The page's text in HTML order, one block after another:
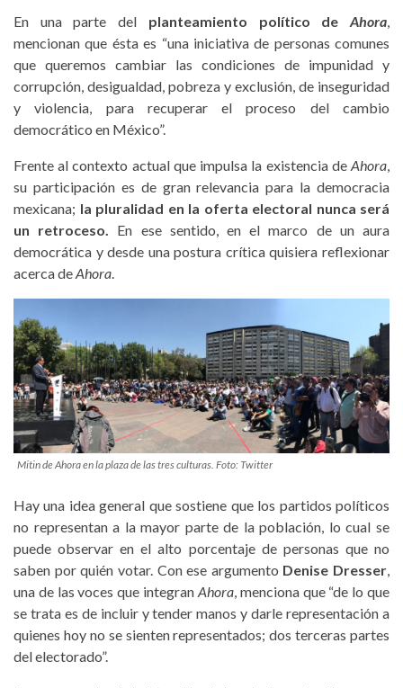
En una parte del planteamiento político deAhora,
mencionan que ésta es “una iniciativa de personas comunes
que queremos cambiar las condiciones de impunidad y
corrupción, desigualdad, pobreza y exclusión, de inseguridad
y violencia, para recuperar el proceso del cambio
democrático en México”.
Frente al contexto actual que impulsa la existencia de Ahora,
su participación es de gran relevancia para la democracia
mexicana; la pluralidad en la oferta electoral nunca será
un retroceso. En ese sentido, en el marco de un aura
democrática y desde una postura crítica quisiera reflexionar
acerca deAhora.
Mitin de Ahora en la plaza de las tres culturas. Foto: Twitter
Hay una idea general que sostiene que los partidos políticos
no representan a la mayor parte de la población, lo cual se
puede observar en el alto porcentaje de personas que no
saben por quién votar. Con ese argumento Denise Dresser
una de las voces que integran Ahora, menciona que “de lo que
se trata es de incluir y tender manos y darle representación a
quienes hoy no se sienten representados; dos terceras partes
del electorado”.